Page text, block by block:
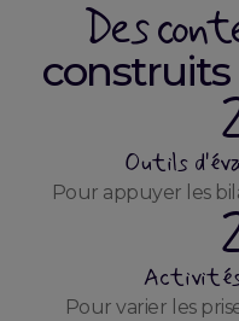
Des
construits
Outils
Pour appuyer les
Activités
Pour varier les